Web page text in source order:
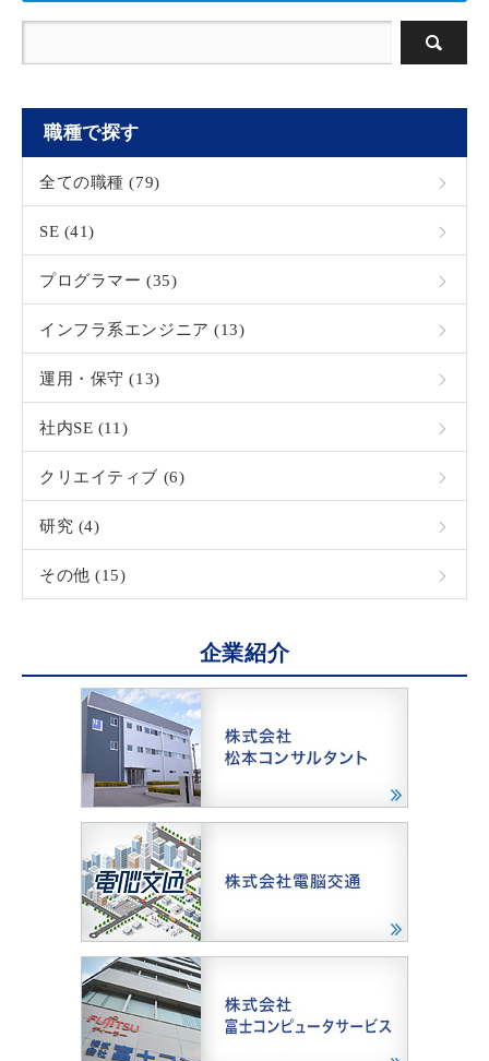
職種で探す
全ての職種 (79)
SE (41)
プログラマー (35)
インフラ系エンジニア (13)
運用・保守 (13)
社内SE (11)
クリエイティブ (6)
研究 (4)
その他 (15)
企業紹介